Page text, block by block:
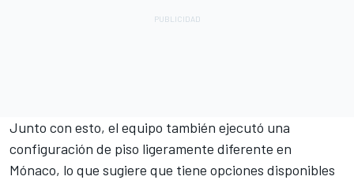
Junto con esto, el equipo también ejecutó una
configuración de piso ligeramente diferente en
Mónaco, lo que sugiere que tiene opciones disponibles